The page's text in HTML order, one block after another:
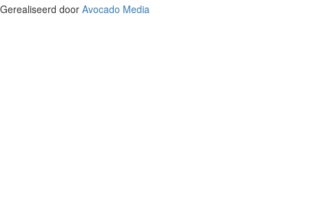
Gerealiseerd door Avocado Media